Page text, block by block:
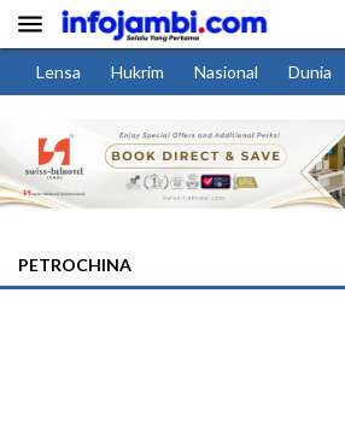

Lensa Hukrim Nasional Dunia
PETROCHINA